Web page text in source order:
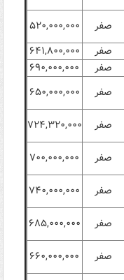
صفر
۵۲۰,۰۰۰,۰۰۰
صفر
۶۴۱,۸۰۰,۰۰۰
صفر
۶۹۰,۰۰۰,۰۰۰
صفر
۶۵۰,۰۰۰,۰۰۰
صفر
۷۲۴,۳۲۰,۰۰۰
صفر
۷۰۰,۰۰۰,۰۰۰
صفر
۷۴۰,۰۰۰,۰۰۰
صفر
۶۸۵,۰۰۰,۰۰۰
صفر
۶۶۰,۰۰۰,۰۰۰